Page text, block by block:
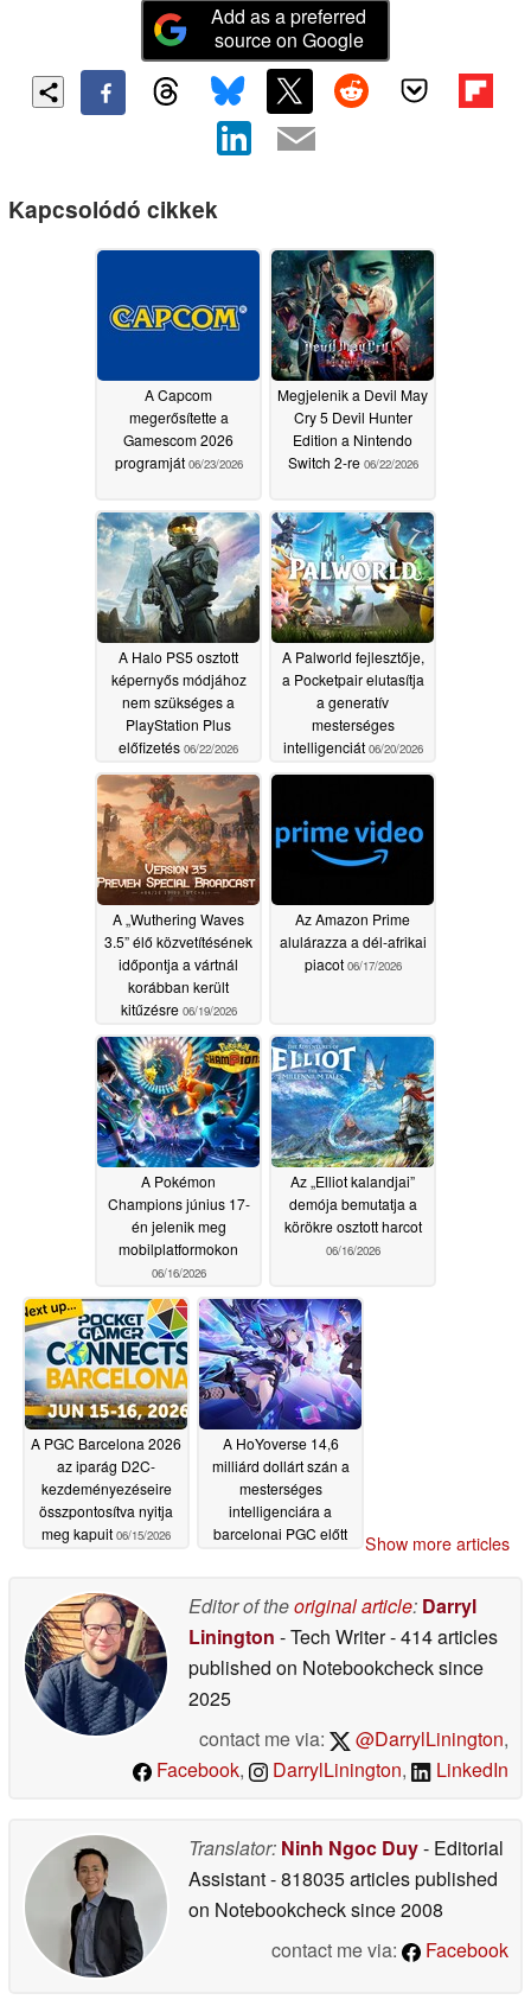
Add as a preferred
source on Google
Kapcsolódó cikkek
A Capcom
megerősítette a
Gamescom 2026
programját 06/23/2026
Megjelenik a Devil May
Cry 5 Devil Hunter
Edition a Nintendo
Switch 2-re 06/22/2026
A Halo PS5 osztott
képernyős módjához
nem szükséges a
PlayStation Plus
előfizetés 06/22/2026
A Palworld fejlesztője,
a Pocketpair elutasítja
a generatív
mesterséges
intelligenciát 06/20/2026
A „Wuthering Waves
3.5” élő közvetítésének
időpontja a vártnál
korábban került
kitűzésre 06/19/2026
Az Amazon Prime
alulárazza a dél-afrikai
piacot 06/17/2026
A Pokémon
Champions június 17-
én jelenik meg
mobilplatformokon
06/16/2026
Az „Elliot kalandjai”
demója bemutatja a
körökre osztott harcot
06/16/2026
A PGC Barcelona 2026
az iparág D2C-
kezdeményezéseire
összpontosítva nyitja
meg kapuit 06/15/2026
A HoYoverse 14,6
milliárd dollárt szán a
mesterséges
intelligenciára a
barcelonai PGC előtt
Show more articles
Editor of theoriginal article: Darryl
Linington - Tech Writer- 414 articles
published on Notebookchecksince
2025
contact me via:
@DarrylLinington,
Facebook, DarrylLinington, LinkedIn
Translator: Ninh Ngoc Duy- Editorial
Assistant- 818035 articles published
on Notebookchecksince 2008
contact me via:
Facebook